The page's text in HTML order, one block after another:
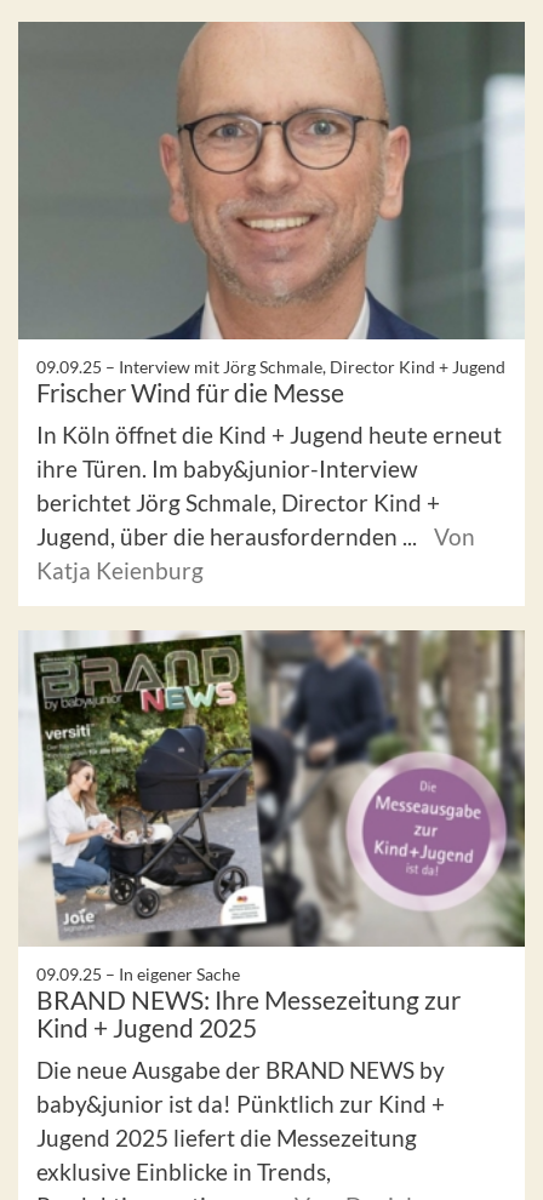
09.09.25 – Interview mit Jörg Schmale, Director Kind + Jugend
Frischer Wind für die Messe
In Köln öffnet die Kind + Jugend heute erneut
ihre Türen. Im baby&junior-Interview
berichtet Jörg Schmale, Director Kind +
Jugend, über die herausfordernden ...
Von
Katja Keienburg
09.09.25 – In eigener Sache
BRAND NEWS: Ihre Messezeitung zur
Kind + Jugend 2025
Die neue Ausgabe der BRAND NEWS by
baby&junior ist da! Pünktlich zur Kind +
Jugend 2025 liefert die Messezeitung
exklusive Einblicke in Trends,